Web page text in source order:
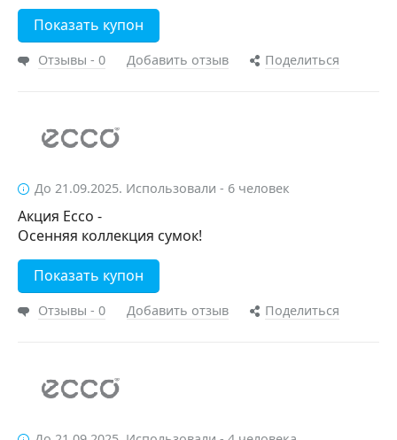
Показать купон
Отзывы - 0 Добавить отзыв Поделиться
До 21.09.2025. Использовали - 6 человек
Акция Ecco -
Осенняя коллекция сумок!
Показать купон
Отзывы - 0 Добавить отзыв Поделиться